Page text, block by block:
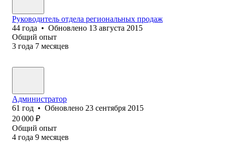
Руководитель отдела региональных продаж
44 года • Обновлено 13 августа 2015
Общий опыт
3 года 7 месяцев
Администратор
61 год • Обновлено 23 сентября 2015
20 000 ₽
Общий опыт
4 года 9 месяцев